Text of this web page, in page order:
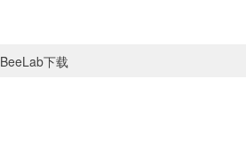
BeeLab下载